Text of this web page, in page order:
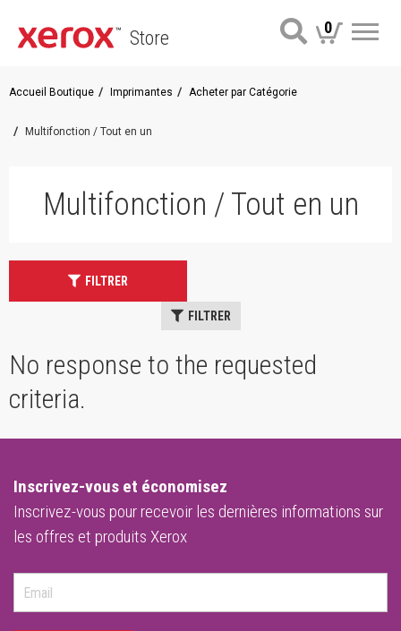
Store 0
Accueil Boutique Imprimantes Acheter par Catégorie
Multifonction / Tout en un
Multifonction / Tout en un
FILTRER
FILTRER
No response to the requested
criteria.
Inscrivez-vous et économisez
Inscrivez-vous pour recevoir les dernières informations sur
les offres et produits Xerox